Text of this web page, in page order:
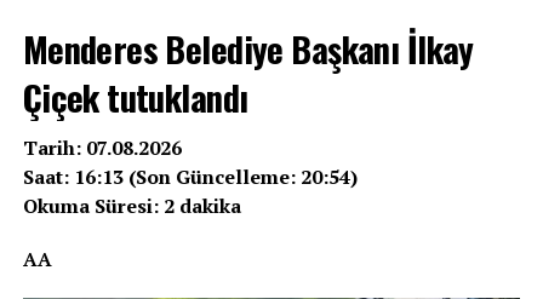
Menderes Belediye Başkanı İlkay
Çiçek tutuklandı
Tarih: 07.08.2026
Saat: 16:13 (Son Güncelleme: 20:54)
Okuma Süresi: 2 dakika
AA